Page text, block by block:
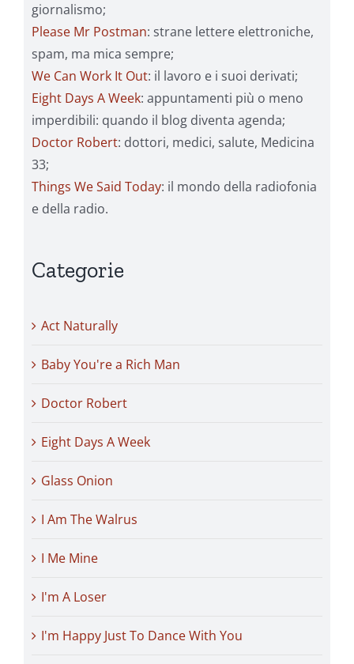
giornalismo;
Please Mr Postman: strane lettere elettroniche,
spam, ma mica sempre;
We Can Work It Out: il lavoro e i suoi derivati;
Eight Days A Week: appuntamenti più o meno
imperdibili: quando il blog diventa agenda;
Doctor Robert: dottori, medici, salute, Medicina
33;
Things We Said Today: il mondo della radiofonia
e della radio.
Categorie
Act Naturally
Baby You're a Rich Man
Doctor Robert
Eight Days A Week
Glass Onion
I Am The Walrus
I Me Mine
I'm A Loser
I'm Happy Just To Dance With You